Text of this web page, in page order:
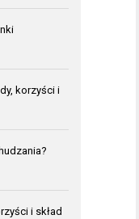
korzyści i
i skład